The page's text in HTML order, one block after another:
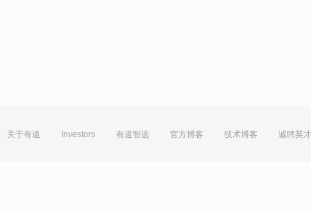
关于有道 Investors 有道智选 官方博客 技术博客 诚聘英才